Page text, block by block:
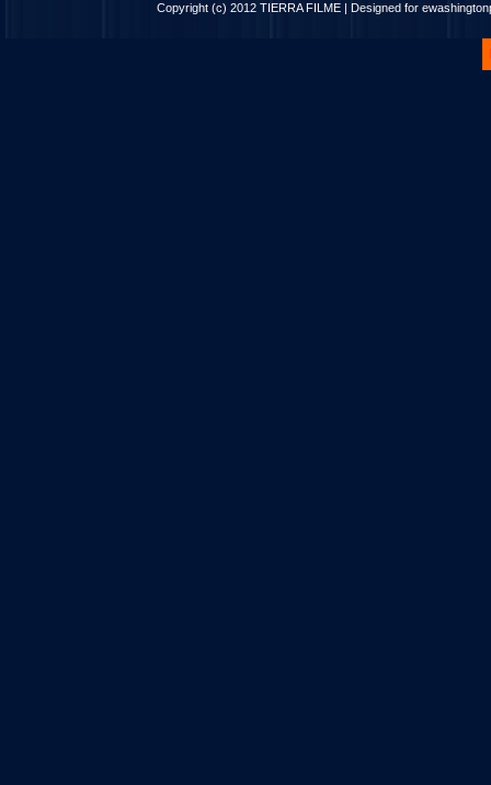
Copyright (c) 2012 TIERRA FILME | Designed for